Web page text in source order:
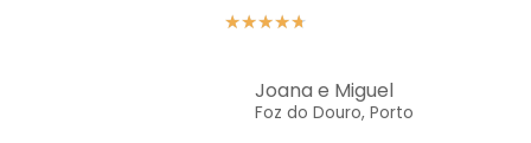
★★★★★
Joana e Miguel
Foz do Douro, Porto